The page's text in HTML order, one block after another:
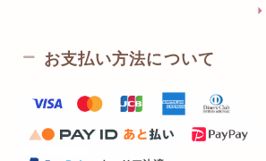
お支払い方法について